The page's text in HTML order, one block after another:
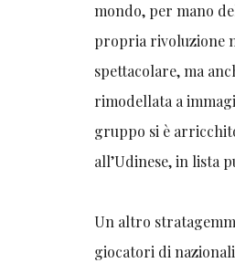
mondo, per mano
propria rivoluzione
spettacolare, ma
rimodellata a
gruppo si è
all’Udinese, in lista
Un altro
giocatori di